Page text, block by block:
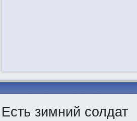
Есть зимний солдат